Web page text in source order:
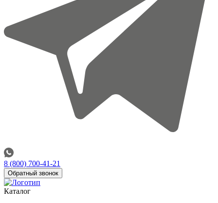
8 (800) 700-41-21
Обратный звонок
Каталог